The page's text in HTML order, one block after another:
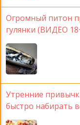
Огромный питон
гулянки (ВИДЕО
Утренние
быстро набирать